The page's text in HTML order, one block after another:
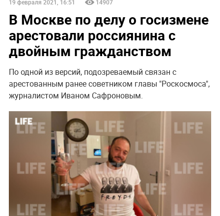
19 февраля 2021, 16:51 14907
В Москве по делу о госизмене
арестовали россиянина с
двойным гражданством
По одной из версий, подозреваемый связан с
арестованным ранее советником главы "Роскосмоса",
журналистом Иваном Сафроновым.